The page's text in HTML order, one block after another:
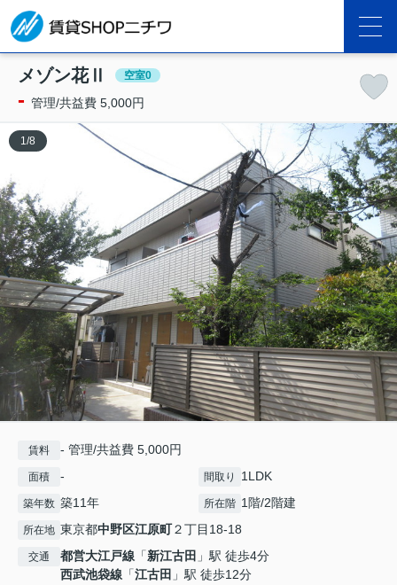
メゾン花Ⅱ 空室0
- 管理/共益費 5,000円
1 /8
賃料 - 管理/共益費 5,000円
面積 - 間取り 1LDK
築年数 築11年 所在階 1階/2階建
所在地 東京都中野区江原町２丁目18-18
交通 都営大江戸線 「新江古田 」駅 徒歩4分
西武池袋線 「江古田 」駅 徒歩12分